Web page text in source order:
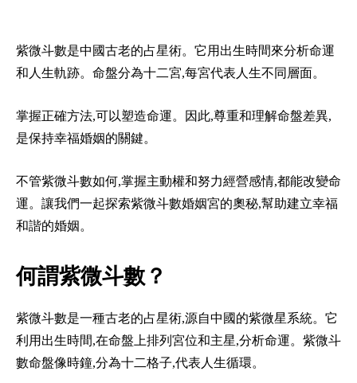
紫微斗數是中國古老的占星術。它用出生時間來分析命運
和人生軌跡。命盤分為十二宮,每宮代表人生不同層面。
掌握正確方法,可以塑造命運。因此,尊重和理解命盤差異,
是保持幸福婚姻的關鍵。
不管紫微斗數如何,掌握主動權和努力經營感情,都能改變命
運。讓我們一起探索紫微斗數婚姻宮的奧秘,幫助建立幸福
和諧的婚姻。
何謂紫微斗數？
紫微斗數是一種古老的占星術,源自中國的紫微星系統。它
利用出生時間,在命盤上排列宮位和主星,分析命運。紫微斗
數命盤像時鐘,分為十二格子,代表人生循環。